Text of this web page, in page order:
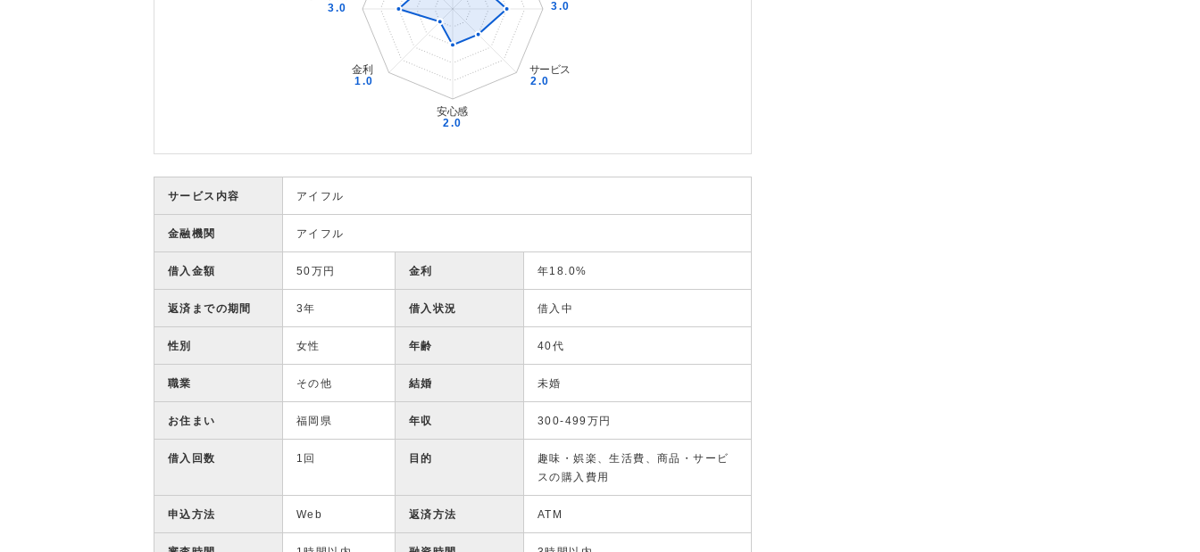
サービス内容 アイフル
金融機関 アイフル
借入金額 50万円 金利 年18.0%
返済までの期間 3年 借入状況 借入中
性別 女性 年齢 40代
職業 その他 結婚 未婚
お住まい 福岡県 年収 300-499万円
借入回数 1回 目的
趣味・娯楽、生活費、商品・サービ
スの購入費用
申込方法 Web 返済方法 ATM